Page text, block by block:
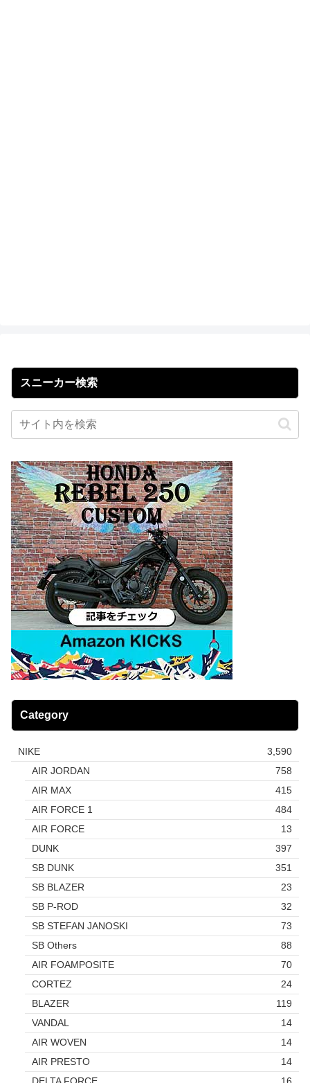
スニーカー検索
Category
NIKE
3,590
AIR JORDAN
758
AIR MAX
415
AIR FORCE 1
484
AIR FORCE
13
DUNK
397
SB DUNK
351
SB BLAZER
23
SB P-ROD
32
SB STEFAN JANOSKI
73
SB Others
88
AIR FOAMPOSITE
70
CORTEZ
24
BLAZER
119
VANDAL
14
AIR WOVEN
14
AIR PRESTO
14